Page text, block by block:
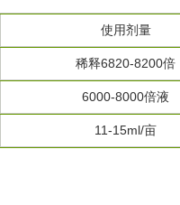
使用剂量
稀释6820-8200倍
6000-8000倍液
11-15ml/亩